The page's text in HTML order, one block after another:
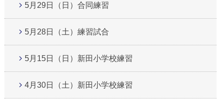
5月29日（日）合同練習
5月28日（土）練習試合
5月15日（日）新田小学校練習
4月30日（土）新田小学校練習